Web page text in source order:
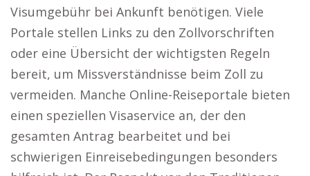
Visumgebühr bei Ankunft benötigen. Viele
Portale stellen Links zu den Zollvorschriften
oder eine Übersicht der wichtigsten Regeln
bereit, um Missverständnisse beim Zoll zu
vermeiden. Manche Online-Reiseportale bieten
einen speziellen Visaservice an, der den
gesamten Antrag bearbeitet und bei
schwierigen Einreisebedingungen besonders